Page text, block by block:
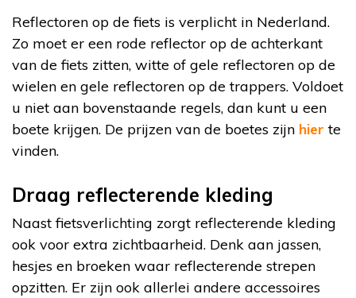
Reflectoren op de fiets is verplicht in Nederland.
Zo moet er een rode reflector op de achterkant
van de fiets zitten, witte of gele reflectoren op de
wielen en gele reflectoren op de trappers. Voldoet
u niet aan bovenstaande regels, dan kunt u een
boete krijgen. De prijzen van de boetes zijn hier te
vinden.
Draag reflecterende kleding
Naast fietsverlichting zorgt reflecterende kleding
ook voor extra zichtbaarheid. Denk aan jassen,
hesjes en broeken waar reflecterende strepen
opzitten. Er zijn ook allerlei andere accessoires